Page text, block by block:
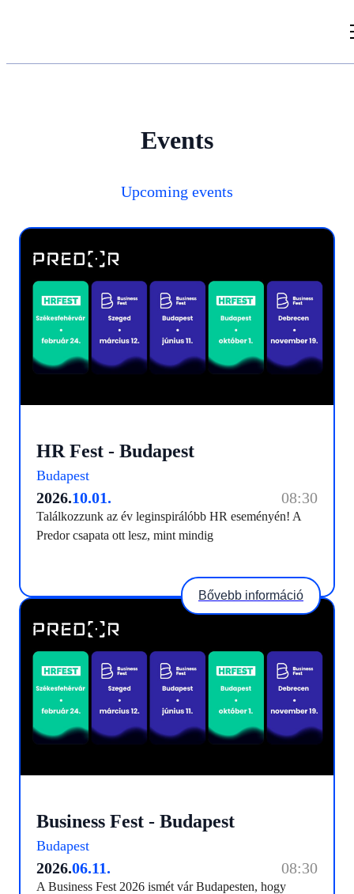
Events
Upcoming events
HR Fest - Budapest
Budapest
2026.10.01. 08:30
Találkozzunk az év leginspirálóbb HR eseményén! A
Predor csapata ott lesz, mint mindig
Bővebb információ
Business Fest - Budapest
Budapest
2026.06.11. 08:30
A Business Fest 2026 ismét vár Budapesten, hogy